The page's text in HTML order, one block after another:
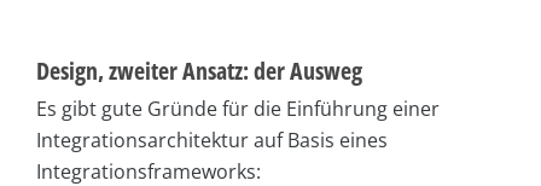
Design, zweiter Ansatz: der Ausweg
Es gibt gute Gründe für die Einführung einer
Integrationsarchitektur auf Basis eines
Integrationsframeworks: